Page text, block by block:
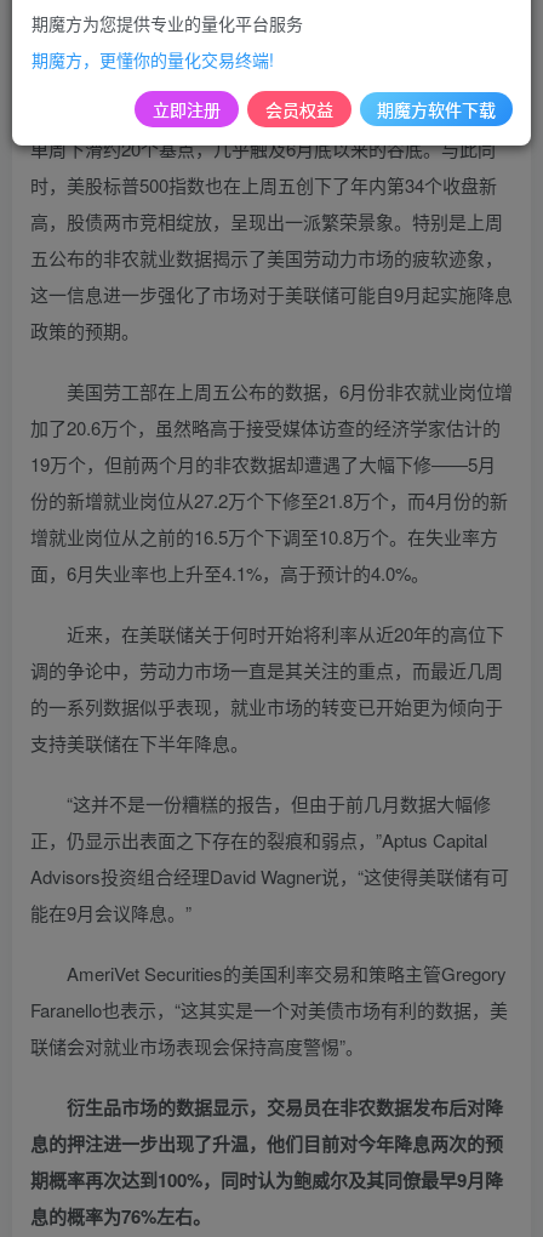
是否会在第三季度启动降息政策的讨论，势必在未来数日内
成为业界瞩目的焦点。
上周，美国国债市场表现强劲，标志性的10年期国债收益率
单周下滑约20个基点，几乎触及6月底以来的谷底。与此同
时，美股标普500指数也在上周五创下了年内第34个收盘新
高，股债两市竞相绽放，呈现出一派繁荣景象。特别是上周
五公布的非农就业数据揭示了美国劳动力市场的疲软迹象，
这一信息进一步强化了市场对于美联储可能自9月起实施降息
政策的预期。
美国劳工部在上周五公布的数据，6月份非农就业岗位增
加了20.6万个，虽然略高于接受媒体访查的经济学家估计的
19万个，但前两个月的非农数据却遭遇了大幅下修——5月
份的新增就业岗位从27.2万个下修至21.8万个，而4月份的新
增就业岗位从之前的16.5万个下调至10.8万个。在失业率方
面，6月失业率也上升至4.1%，高于预计的4.0%。
近来，在美联储关于何时开始将利率从近20年的高位下
调的争论中，劳动力市场一直是其关注的重点，而最近几周
的一系列数据似乎表现，就业市场的转变已开始更为倾向于
支持美联储在下半年降息。
“这并不是一份糟糕的报告，但由于前几月数据大幅修
正，仍显示出表面之下存在的裂痕和弱点，”Aptus Capital
Advisors投资组合经理David Wagner说，“这使得美联储有可
能在9月会议降息。”
AmeriVet Securities的美国利率交易和策略主管Gregory
Faranello也表示，“这其实是一个对美债市场有利的数据，美
联储会对就业市场表现会保持高度警惕”。
衍生品市场的数据显示，交易员在非农数据发布后对降
息的押注进一步出现了升温，他们目前对今年降息两次的预
期概率再次达到100%，同时认为鲍威尔及其同僚最早9月降
息的概率为76%左右。
期魔方为您提供专业的量化平台服务
期魔方，更懂你的量化交易终端!
立即注册 会员权益 期魔方软件下载